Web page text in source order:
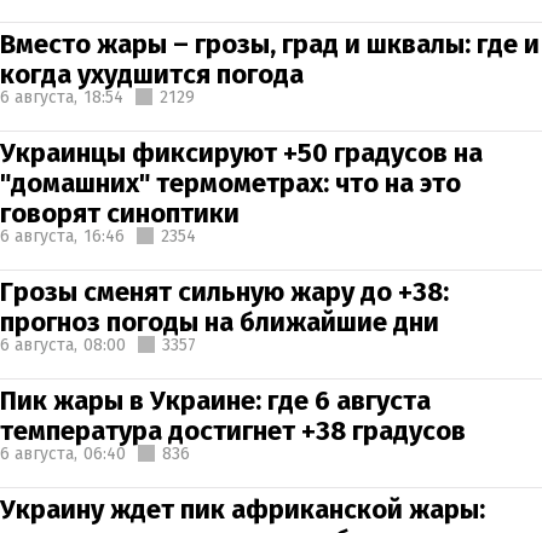
Вместо жары – грозы, град и шквалы: где и
когда ухудшится погода
6 августа, 18:54 2129
Украинцы фиксируют +50 градусов на
"домашних" термометрах: что на это
говорят синоптики
6 августа, 16:46 2354
Грозы сменят сильную жару до +38:
прогноз погоды на ближайшие дни
6 августа, 08:00 3357
Пик жары в Украине: где 6 августа
температура достигнет +38 градусов
6 августа, 06:40 836
Украину ждет пик африканской жары: